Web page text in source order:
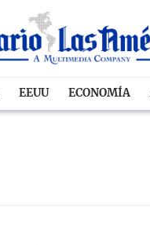
EEUU ECONOMÍA